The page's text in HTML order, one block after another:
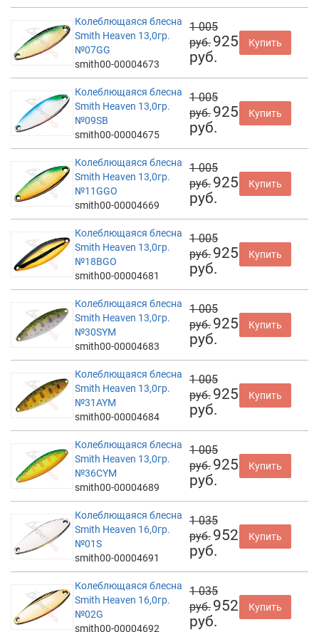
Колеблющаяся блесна
Smith Heaven 13,0гр.
№07GG
smith00-00004673
1 005
руб. 925
руб.
Купить
Колеблющаяся блесна
Smith Heaven 13,0гр.
№09SB
smith00-00004675
1 005
руб. 925
руб.
Купить
Колеблющаяся блесна
Smith Heaven 13,0гр.
№11GGO
smith00-00004669
1 005
руб. 925
руб.
Купить
Колеблющаяся блесна
Smith Heaven 13,0гр.
№18BGO
smith00-00004681
1 005
руб. 925
руб.
Купить
Колеблющаяся блесна
Smith Heaven 13,0гр.
№30SYM
smith00-00004683
1 005
руб. 925
руб.
Купить
Колеблющаяся блесна
Smith Heaven 13,0гр.
№31AYM
smith00-00004684
1 005
руб. 925
руб.
Купить
Колеблющаяся блесна
Smith Heaven 13,0гр.
№36CYM
smith00-00004689
1 005
руб. 925
руб.
Купить
Колеблющаяся блесна
Smith Heaven 16,0гр.
№01S
smith00-00004691
1 035
руб. 952
руб.
Купить
Колеблющаяся блесна
Smith Heaven 16,0гр.
№02G
smith00-00004692
1 035
руб. 952
руб.
Купить